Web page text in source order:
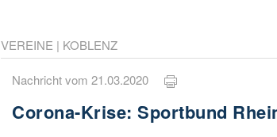
VEREINE | KOBLENZ
Nachricht vom 21.03.2020
Corona-Krise: Sportbund